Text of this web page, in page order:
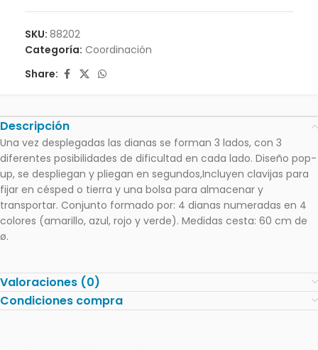
SKU: 88202
Categoría: Coordinación
Share:
Descripción
Una vez desplegadas las dianas se forman 3 lados, con 3
diferentes posibilidades de dificultad en cada lado. Diseño pop-
up, se despliegan y pliegan en segundos,Incluyen clavijas para
fijar en césped o tierra y una bolsa para almacenar y
transportar. Conjunto formado por: 4 dianas numeradas en 4
colores (amarillo, azul, rojo y verde). Medidas cesta: 60 cm de
ø.
Valoraciones (0)
Condiciones compra